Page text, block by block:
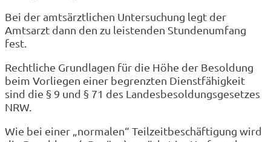
Bei der amtsärztlichen Untersuchung legt der
Amtsarzt dann den zu leistenden Stundenumfang
fest.
Rechtliche Grundlagen für die Höhe der Besoldung
beim Vorliegen einer begrenzten Dienstfähigkeit
sind die § 9 und § 71 des Landesbesoldungsgesetzes
NRW.
Wie bei einer „normalen“ Teilzeitbeschäftigung wird